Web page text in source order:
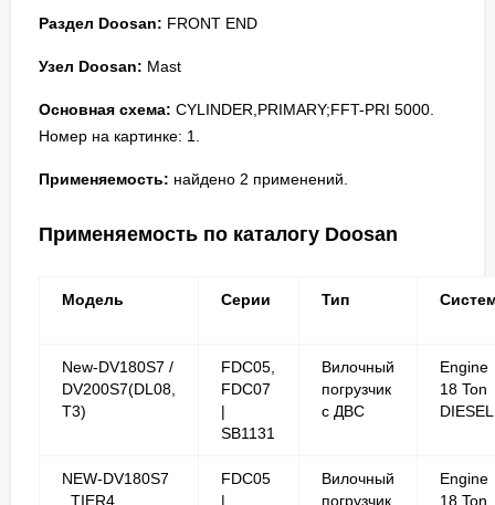
Раздел Doosan: FRONT END
Узел Doosan: Mast
Основная схема: CYLINDER,PRIMARY;FFT-PRI 5000.
Номер на картинке: 1.
Применяемость: найдено 2 применений.
Применяемость по каталогу Doosan
Модель Серии Тип
New-DV180S7 /
DV200S7(DL08,
T3)
FDC05,
FDC07
|
SB1131
Вилочный
погрузчик
с ДВС
Engine
18 Ton
DIESEL
NEW-DV180S7
, TIER4
FDC05
|
Вилочный
погрузчик
Engine
18 Ton